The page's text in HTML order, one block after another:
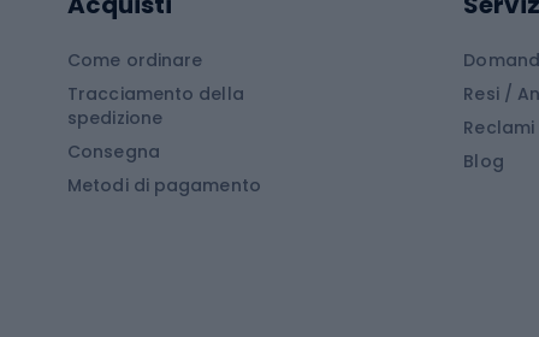
Stivali da trekking
Scarponi da montagna
Scarponi da trekking
Come ordinare
Tracciamento della
spedizione
Consegna
Metodi di pagamento
Resi /
Reclami
Blog